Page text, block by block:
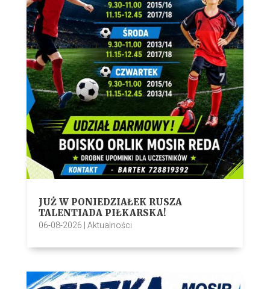
JUŻ W PONIEDZIAŁEK RUSZA
TALENTIADA PIŁKARSKA!
06-08-2026 | Aktualności